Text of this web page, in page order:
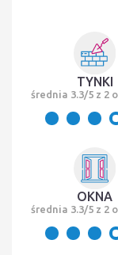
TYNKI
średnia 3.3/5 z 2
OKNA
średnia 3.3/5 z 2